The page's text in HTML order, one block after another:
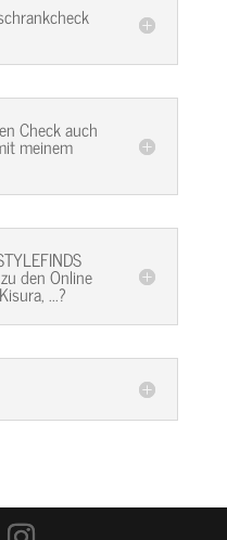
Check auch
meinem
den Online
...?